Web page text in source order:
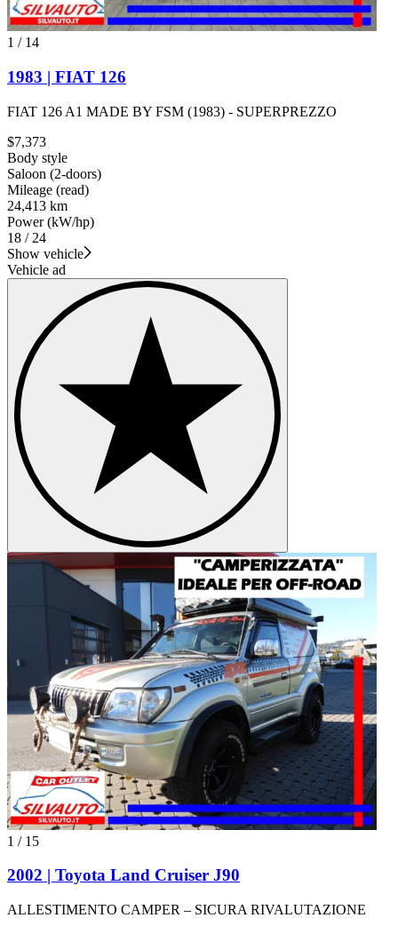
1 / 14
1983 | FIAT 126
FIAT 126 A1 MADE BY FSM (1983) - SUPERPREZZO
$7,373
Body style
Saloon (2-doors)
Mileage (read)
24,413 km
Power (kW/hp)
18 / 24
Show vehicle
Vehicle ad
1 / 15
2002 | Toyota Land Cruiser J90
ALLESTIMENTO CAMPER – SICURA RIVALUTAZIONE